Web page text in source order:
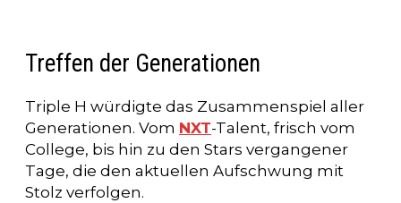
Treffen der Generationen
Triple H würdigte das Zusammenspiel aller
Generationen. Vom NXT-Talent, frisch vom
College, bis hin zu den Stars vergangener
Tage, die den aktuellen Aufschwung mit
Stolz verfolgen.